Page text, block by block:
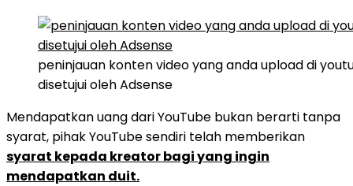
peninjauan konten video yang anda upload di
disetujui oleh Adsense
Mendapatkan uang dari YouTube bukan berarti tanpa
syarat, pihak YouTube sendiri telah memberikan
syarat kepada kreator bagi yang ingin
mendapatkan duit.